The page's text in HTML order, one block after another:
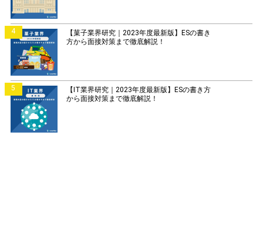
4
【菓子業界研究｜2023年度最新版】ESの書き
方から面接対策まで徹底解説！
5
【IT業界研究｜2023年度最新版】ESの書き方
から面接対策まで徹底解説！